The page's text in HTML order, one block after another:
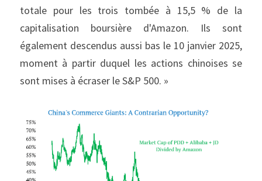
totale pour les trois tombée à 15,5 % de la
capitalisation boursière d'Amazon. Ils sont
également descendus aussi bas le 10 janvier 2025,
moment à partir duquel les actions chinoises se
sont mises à écraser le S&P 500. »